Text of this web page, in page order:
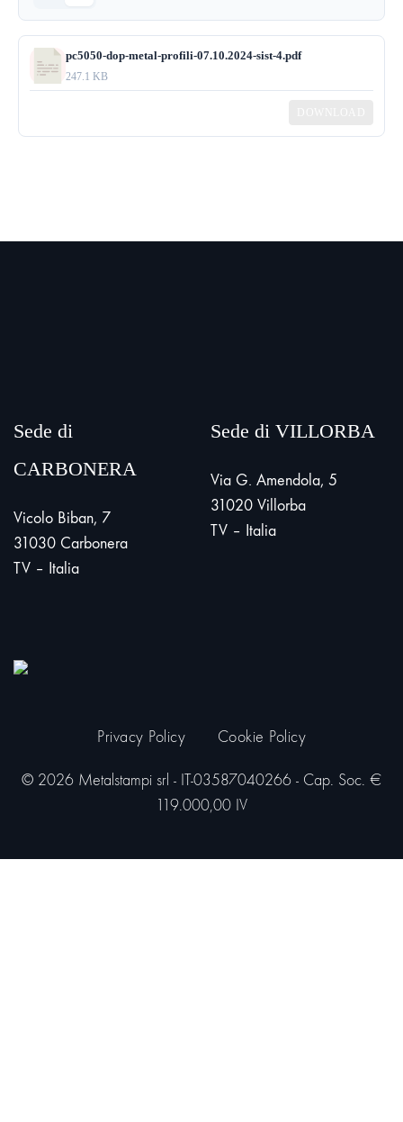
pc5050-dop-metal-profili-07.10.2024-sist-4.pdf
247.1 KB
Sede di
CARBONERA
Vicolo Biban, 7
31030 Carbonera
TV – Italia
Sede di VILLORBA
Via G. Amendola, 5
31020 Villorba
TV – Italia
© 2026 Metalstampi srl - IT-03587040266 - Cap. Soc. €
119.000,00 IV
Privacy Policy Cookie Policy